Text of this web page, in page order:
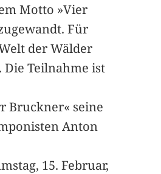
Motto »Vier
Für
der Wälder
Teilnahme ist
Bruckner« seine
Anton
15. Februar,